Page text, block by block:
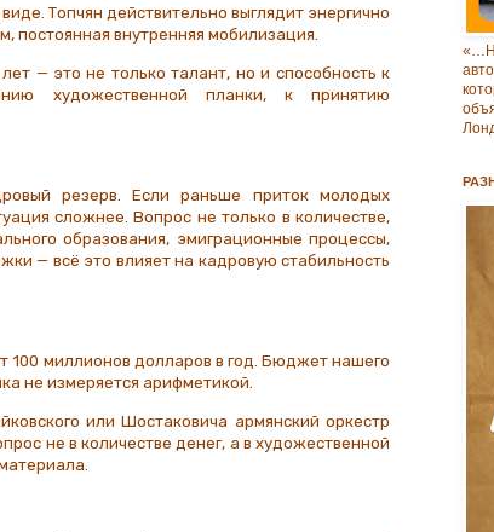
Топчян действительно выглядит энергично
постоянная внутренняя мобилизация.
— это не только талант, но и способность к
художественной планки, к принятию
резерв. Если раньше приток молодых
сложнее.Вопрос не только в количестве,
образования, эмиграционные процессы,
— всё это влияет на кадровую стабильность
100 миллионов долларов в год. Бюджет нашего
не измеряется арифметикой.
или Шостаковича армянский оркестр
не в количестве денег, а в художественной